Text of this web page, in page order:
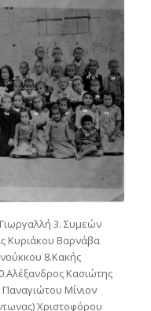
3. Συμεών
Κυριάκου Βαρνάβα
8.Κακής
Κασιώτης
Μίνιον
Χριστοφόρου